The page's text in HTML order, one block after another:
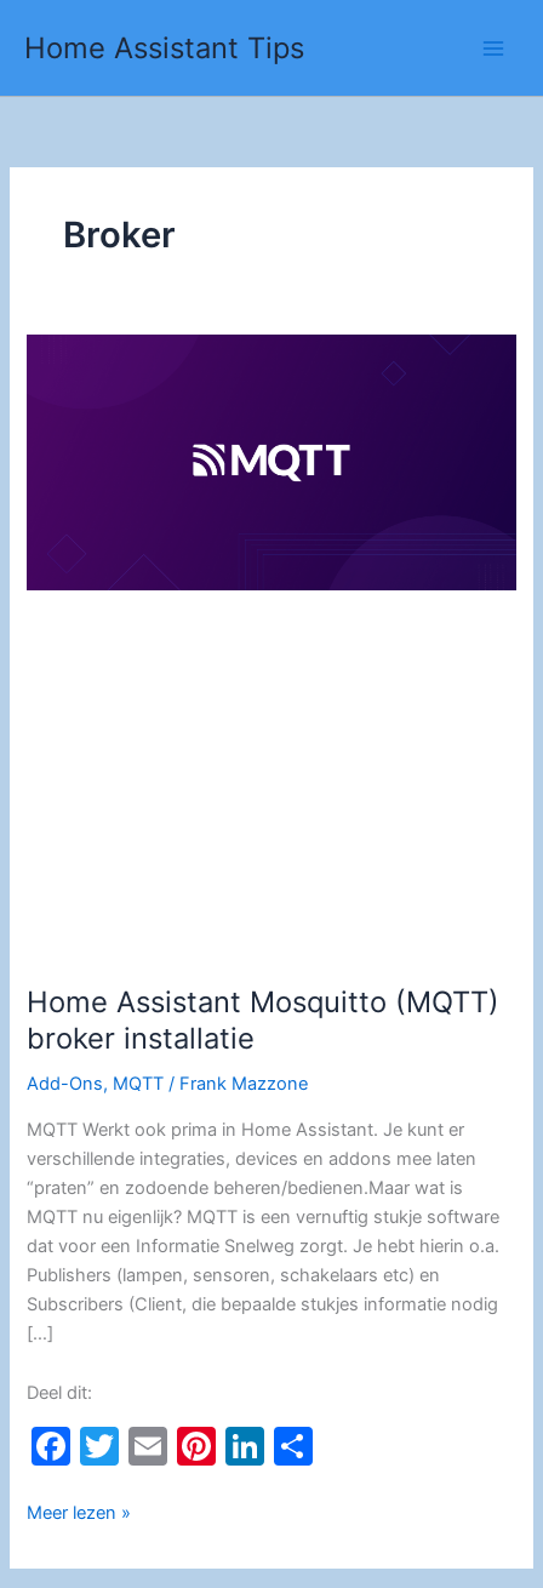
naar
inhoud
Home Assistant Tips
Broker
Home Assistant Mosquitto (MQTT)
broker installatie
Add-Ons, MQTT / Frank Mazzone
MQTT Werkt ook prima in Home Assistant. Je kunt er
verschillende integraties, devices en addons mee laten
“praten” en zodoende beheren/bedienen.Maar wat is
MQTT nu eigenlijk? MQTT is een vernuftig stukje software
dat voor een Informatie Snelweg zorgt. Je hebt hierin o.a.
Publishers (lampen, sensoren, schakelaars etc) en
Subscribers (Client, die bepaalde stukjes informatie nodig
[…]
Deel dit:
F
c
e
T
itt
er
E
l
Pi
e
Li
e n
Home
Mosquitto
Meer lezen »